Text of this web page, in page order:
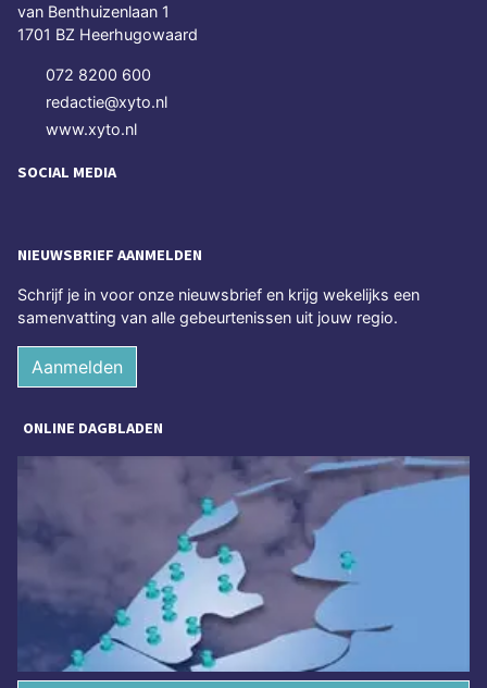
van Benthuizenlaan 1
1701 BZ Heerhugowaard
072 8200 600
redactie@xyto.nl
www.xyto.nl
SOCIAL MEDIA
NIEUWSBRIEF AANMELDEN
Schrijf je in voor onze nieuwsbrief en krijg wekelijks een
samenvatting van alle gebeurtenissen uit jouw regio.
Aanmelden
ONLINE DAGBLADEN